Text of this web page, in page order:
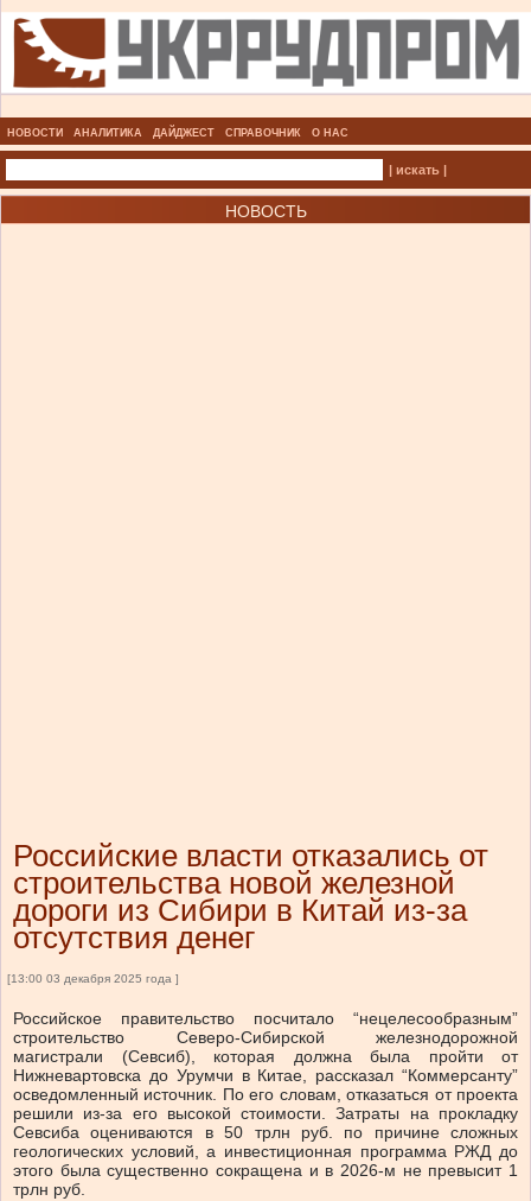
НОВОСТИ АНАЛИТИКА ДАЙДЖЕСТ СПРАВОЧНИК О НАС
| искать |
НОВОСТЬ
Российские власти отказались от
строительства новой железной
дороги из Сибири в Китай из-за
отсутствия денег
[13:00 03 декабря 2025 года ]
Российское правительство посчитало “нецелесообразным”
строительство Северо-Сибирской железнодорожной
магистрали (Севсиб), которая должна была пройти от
Нижневартовска до Урумчи в Китае, рассказал “Коммерсанту”
осведомленный источник. По его словам, отказаться от проекта
решили из-за его высокой стоимости. Затраты на прокладку
Севсиба оцениваются в 50 трлн руб. по причине сложных
геологических условий, а инвестиционная программа РЖД до
этого была существенно сокращена и в 2026-м не превысит 1
трлн руб.